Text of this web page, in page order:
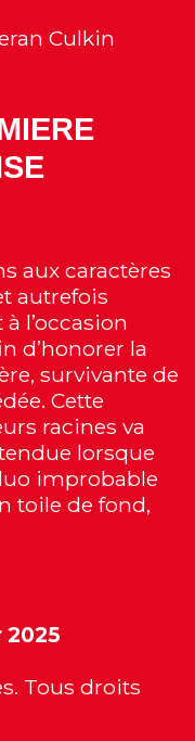
Culkin
aux caractères
autrefois
l’occasion
d’honorer la
survivante de
Cette
racines va
lorsque
improbable
toile de fond,
Tous droits